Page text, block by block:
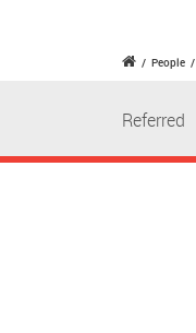
/ People /
Referred